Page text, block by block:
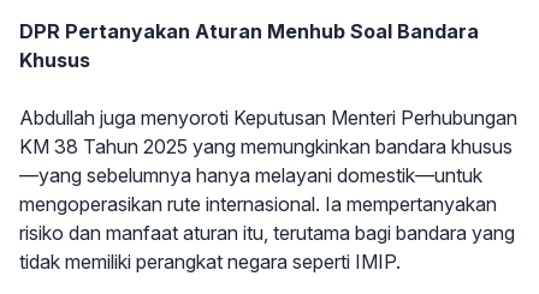
DPR Pertanyakan Aturan Menhub Soal Bandara
Khusus
Abdullah juga menyoroti Keputusan Menteri Perhubungan
KM 38 Tahun 2025 yang memungkinkan bandara khusus
—yang sebelumnya hanya melayani domestik—untuk
mengoperasikan rute internasional. Ia mempertanyakan
risiko dan manfaat aturan itu, terutama bagi bandara yang
tidak memiliki perangkat negara seperti IMIP.